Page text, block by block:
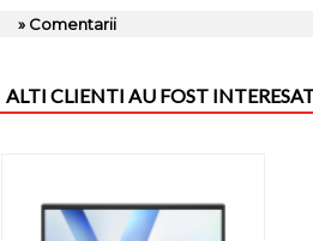
» Comentarii
ALTI CLIENTI AU FOST